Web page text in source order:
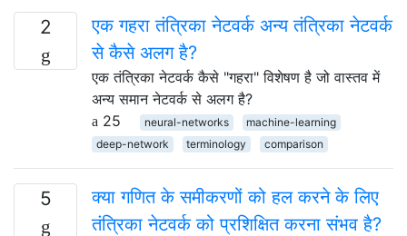
2
एक गहरा तंत्रिका नेटवर्क अन्य तंत्रिका नेटवर्क
से कैसे अलग है?
एक तंत्रिका नेटवर्क कैसे "गहरा" विशेषण है जो वास्तव में
अन्य समान नेटवर्क से अलग है?
25
neural-networks
machine-learning
deep-network
terminology comparison
5
क्या गणित के समीकरणों को हल करने के लिए
तंत्रिका नेटवर्क को प्रशिक्षित करना संभव है?